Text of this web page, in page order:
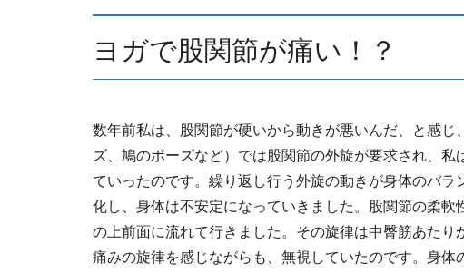
ヨガで股関節が痛い！？
数年前私は、股関節が硬いから動きが悪いんだ、と感
ズ、鳩のポーズなど）では股関節の外旋が要求され、
ていったのです。繰り返し行う外旋の動きが身体のバ
化し、身体は不安定になっていきました。股関節の柔
の上前面に流れて行きました。その旋律は中臀筋あた
痛みの旋律を感じながらも、無視していたのです。身